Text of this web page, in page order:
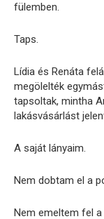
fülemben.
Taps.
Lídia és Renáta
megölelték
tapsoltak, mintha
lakásvásárlást
A saját lányaim.
Nem dobtam el a
Nem emeltem fel a